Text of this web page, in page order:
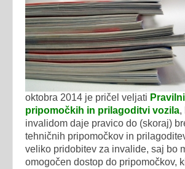
oktobra 2014 je pričel veljati
pripomočkih in prilagoditvi vozila,
invalidom daje pravico do (skoraj)
tehničnih pripomočkov in
veliko pridobitev za invalide, saj bo
omogočen dostop do pripomočkov,